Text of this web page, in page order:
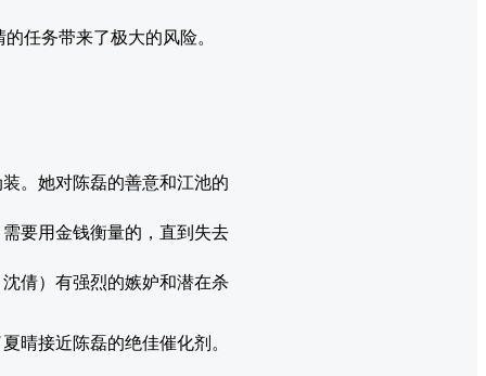
任务带来了极大的风险。
。她对陈磊的善意和江池的
要用金钱衡量的，直到失去
倩）有强烈的嫉妒和潜在杀
晴接近陈磊的绝佳催化剂。